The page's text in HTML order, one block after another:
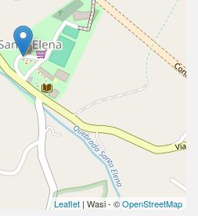
Leaflet | Wasi - ©OpenStreetMap